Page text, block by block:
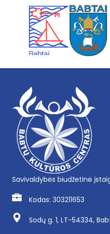
Savivaldybės biudžetinė
Kodas: 303211653
Sodų g. 1, LT-54334,